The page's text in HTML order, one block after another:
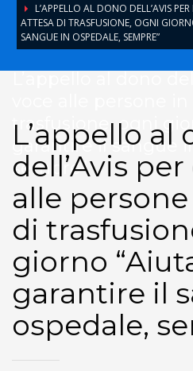
L’APPELLO AL DONO DELL’AVIS
ATTESA DI TRASFUSIONE, OGNI
SANGUE IN OSPEDALE, SEMPRE”
trasfusione, ogni
garantire il sangue
sempre”
L’appello al
dell’Avis
alle
di
giorno
garantire il
ospedale,